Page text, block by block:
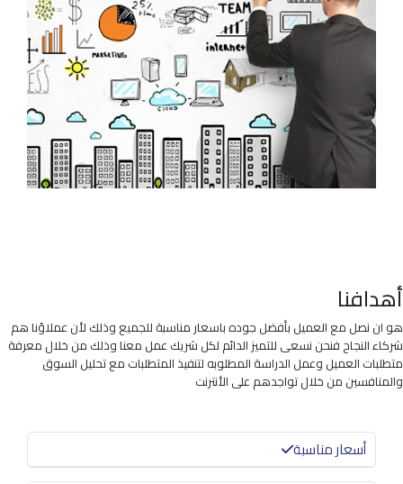
أهدافنا
هو ان نصل مع العميل بأفضل جوده باسعار مناسبة للجميع وذلك لأن عملاؤنا هم
شركاء النجاح فنحن نسعى للتميز الدائم لكل شريك عمل معنا وذلك من خلال معرفة
متطلبات العميل وعمل الدراسة المطلوبه لتنفيذ المتطلبات مع تحليل السوق
والمنافسين من خلال تواجدهم على الأنترنت
أسعار مناسبة